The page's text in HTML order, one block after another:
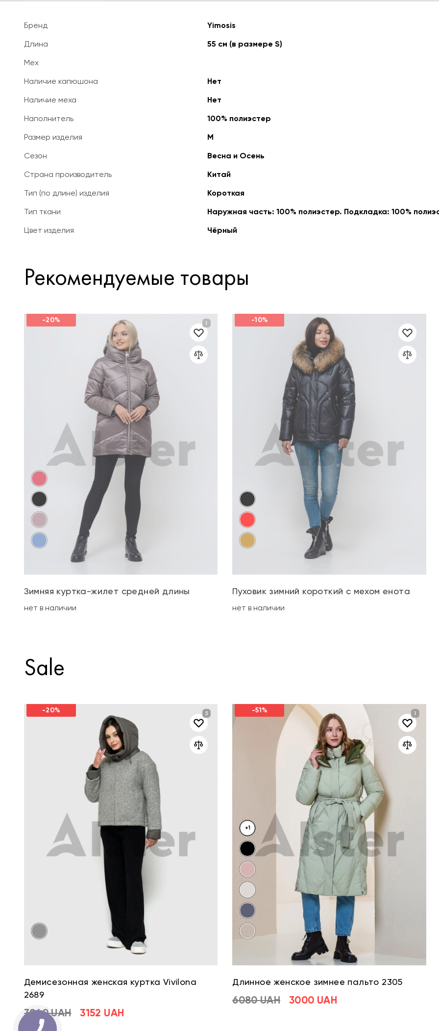
Бренд
Yimosis
Длина
55 см (в размере S)
Мех
Наличие капюшона
Нет
Наличие меха
Нет
Наполнитель
100% полиэстер
Размер изделия
M
Сезон
Весна и Осень
Страна производитель
Китай
Тип (по длине) изделия
Короткая
Тип ткани
Наружная часть: 100% полиэстер. Подкладка: 100%
Цвет изделия
Чёрный
Рекомендуемые товары
-20%
Зимняя куртка-жилет средней длины
нет в наличии
-10%
Пуховик зимний короткий с мехом енота
нет в наличии
Sale
-20%
Демисезонная женская куртка Vivilona
2689
3940 UAH 3152 UAH
-51%
+1
Длинное женское зимнее пальто 2305
6080 UAH 3000 UAH